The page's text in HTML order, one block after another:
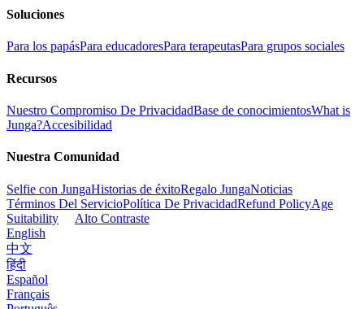
Soluciones
Para los papásPara educadoresPara terapeutasPara grupos sociales
Recursos
Nuestro Compromiso De PrivacidadBase de conocimientosWhat is
Junga?Accesibilidad
Nuestra Comunidad
Selfie con JungaHistorias de éxitoRegalo JungaNoticias
Términos Del ServicioPolítica De PrivacidadRefund PolicyAge
Suitability
Alto Contraste
English
中文
हिंदी
Español
Français